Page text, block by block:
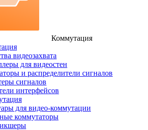
Коммутация
видеозахвата
для видеостен
и распределители сигналов
сигналов
интерфейсов
для видео-коммутации
коммутаторы